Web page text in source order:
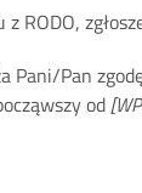
z RODO,
Pani/Pan
od